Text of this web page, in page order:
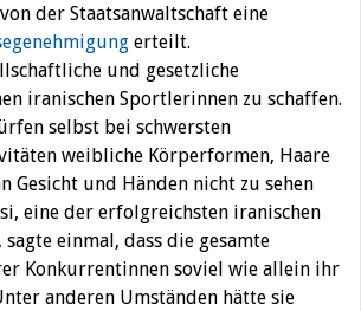
der Staatsanwaltschaft eine
erteilt.
und gesetzliche
iranischen Sportlerinnen zu schaffen.
selbst bei schwersten
weibliche Körperformen, Haare
Gesicht und Händen nicht zu sehen
eine der erfolgreichsten iranischen
einmal, dass die gesamte
Konkurrentinnen soviel wie allein ihr
anderen Umständen hätte sie